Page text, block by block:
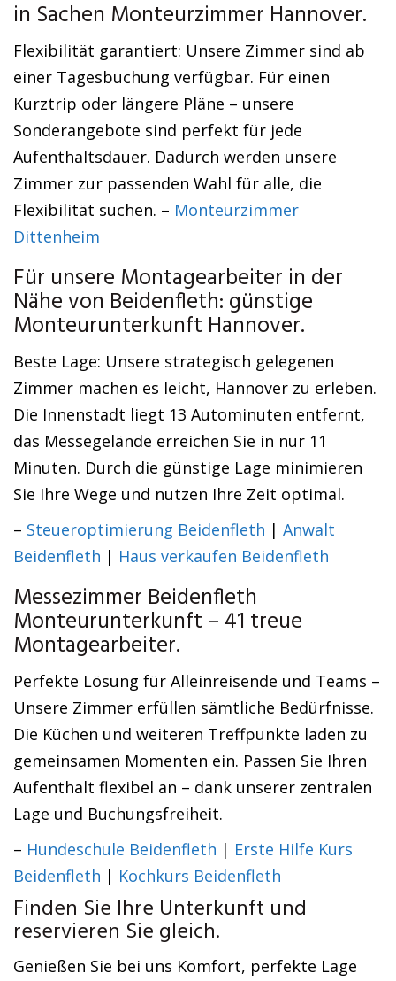
in Sachen Monteurzimmer Hannover.
Flexibilität garantiert: Unsere Zimmer sind ab
einer Tagesbuchung verfügbar. Für einen
Kurztrip oder längere Pläne – unsere
Sonderangebote sind perfekt für jede
Aufenthaltsdauer. Dadurch werden unsere
Zimmer zur passenden Wahl für alle, die
Flexibilität suchen. – Monteurzimmer
Dittenheim
Für unsere Montagearbeiter in der
Nähe von Beidenfleth: günstige
Monteurunterkunft Hannover.
Beste Lage: Unsere strategisch gelegenen
Zimmer machen es leicht, Hannover zu erleben.
Die Innenstadt liegt 13 Autominuten entfernt,
das Messegelände erreichen Sie in nur 11
Minuten. Durch die günstige Lage minimieren
Sie Ihre Wege und nutzen Ihre Zeit optimal.
– Steueroptimierung Beidenfleth | Anwalt
Beidenfleth | Haus verkaufen Beidenfleth
Messezimmer Beidenfleth
Monteurunterkunft – 41 treue
Montagearbeiter.
Perfekte Lösung für Alleinreisende und Teams –
Unsere Zimmer erfüllen sämtliche Bedürfnisse.
Die Küchen und weiteren Treffpunkte laden zu
gemeinsamen Momenten ein. Passen Sie Ihren
Aufenthalt flexibel an – dank unserer zentralen
Lage und Buchungsfreiheit.
– Hundeschule Beidenfleth | Erste Hilfe Kurs
Beidenfleth | Kochkurs Beidenfleth
Finden Sie Ihre Unterkunft und
reservieren Sie gleich.
Genießen Sie bei uns Komfort, perfekte Lage